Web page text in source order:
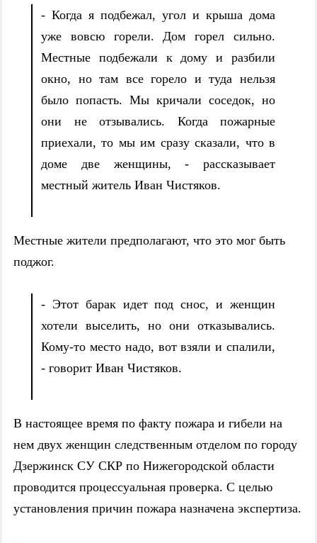
- Когда я подбежал, угол и крыша дома
уже вовсю горели. Дом горел сильно.
Местные подбежали к дому и разбили
окно, но там все горело и туда нельзя
было попасть. Мы кричали соседок, но
они не отзывались. Когда пожарные
приехали, то мы им сразу сказали, что в
доме две женщины, - рассказывает
местный житель Иван Чистяков.
Местные жители предполагают, что это мог быть
поджог.
- Этот барак идет под снос, и женщин
хотели выселить, но они отказывались.
Кому-то место надо, вот взяли и спалили,
- говорит Иван Чистяков.
В настоящее время по факту пожара и гибели на
нем двух женщин следственным отделом по городу
Дзержинск СУ СКР по Нижегородской области
проводится процессуальная проверка. С целью
установления причин пожара назначена экспертиза.